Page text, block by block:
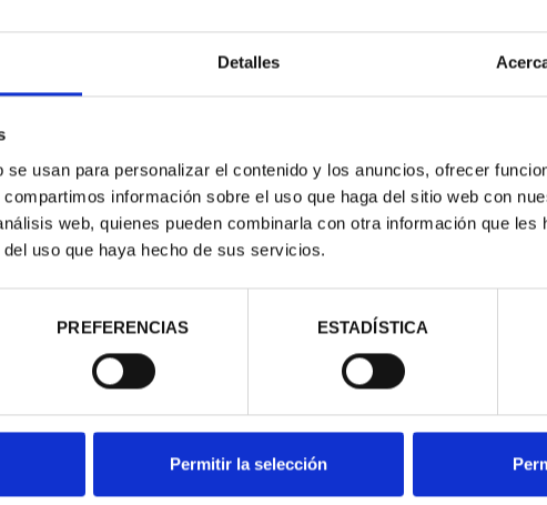
Detalles
usan para personalizar el contenido y los anuncios, ofrecer
información sobre el uso que haga del sitio web con
web, quienes pueden combinarla con otra información que les
uso que haya hecho de sus servicios.
PREFERENCIAS ESTADÍSTICA
Permitir la selección
DE GOYA
275 ANIVERSARIO DE GOYA
(2021) LA COMETA